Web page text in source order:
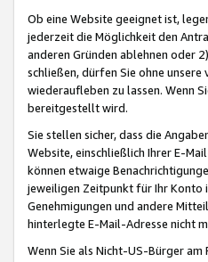
Ob eine Website geeignet ist,
jederzeit die Möglichkeit den
anderen Gründen ablehnen oder
schließen, dürfen Sie ohne
wiederaufleben zu lassen. Wenn
bereitgestellt wird.
Sie stellen sicher, dass die
Website, einschließlich Ihrer E-
können etwaige
jeweiligen Zeitpunkt für Ihr Konto
Genehmigungen und andere
hinterlegte E-Mail-Adresse nicht
Wenn Sie als Nicht-US-Bürger